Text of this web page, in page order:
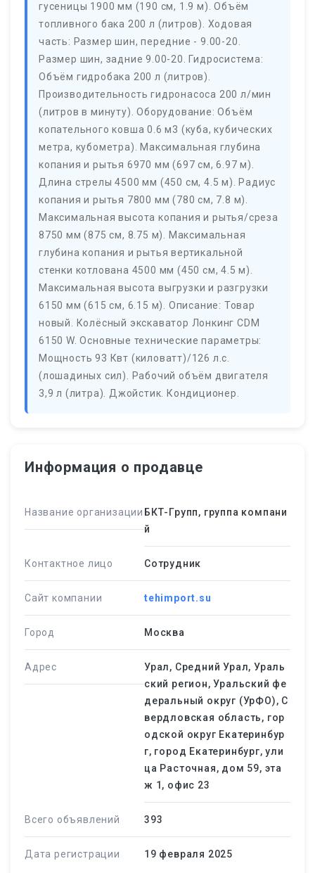
гусеницы 1900 мм (190 см, 1.9 м). Объём
топливного бака 200 л (литров). Ходовая
часть: Размер шин, передние - 9.00-20.
Размер шин, задние 9.00-20. Гидросистема:
Объём гидробака 200 л (литров).
Производительность гидронасоса 200 л/мин
(литров в минуту). Оборудование: Объём
копательного ковша 0.6 м3 (куба, кубических
метра, кубометра). Максимальная глубина
копания и рытья 6970 мм (697 см, 6.97 м).
Длина стрелы 4500 мм (450 см, 4.5 м). Радиус
копания и рытья 7800 мм (780 см, 7.8 м).
Максимальная высота копания и рытья/среза
8750 мм (875 см, 8.75 м). Максимальная
глубина копания и рытья вертикальной
стенки котлована 4500 мм (450 см, 4.5 м).
Максимальная высота выгрузки и разгрузки
6150 мм (615 см, 6.15 м). Описание: Товар
новый. Колёсный экскаватор Лонкинг CDM
6150 W. Основные технические параметры:
Мощность 93 Квт (киловатт)/126 л.с.
(лошадиных сил). Рабочий объём двигателя
3,9 л (литра). Джойстик. Кондиционер.
Информация о продавце
Название организации БКТ-Групп, группа компани
й
Контактное лицо Сотрудник
Сайт компании tehimport.su
Город Москва
Адрес
Урал, Средний Урал, Ураль
ский регион, Уральский фе
деральный округ (УрФО), С
вердловская область, гор
одской округ Екатеринбур
г, город Екатеринбург, ули
ца Расточная, дом 59, эта
ж 1, офис 23
Всего объявлений 393
Дата регистрации 19 февраля 2025